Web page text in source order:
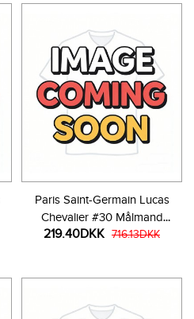
Paris Saint-Germain Lucas
Chevalier #30 Målmand
Tredjetrøje Børn 2025-26
219.40DKK 716.13DKK